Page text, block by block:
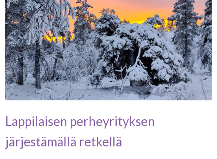
Lappilaisen perheyrityksen
järjestämällä retkellä